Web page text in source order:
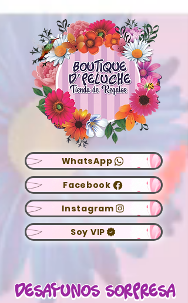
WhatsApp
Facebook
Instagram
Soy VIP
desayunos sorpresa
Desayunos sorpresa